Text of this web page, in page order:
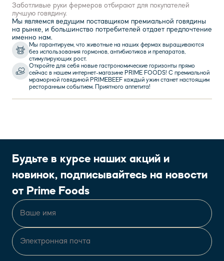
Заботливые руки фермеров отбирают для покупателей
лучшую говядину.
Мы являемся ведущим поставщиком премиальной говядины
на рынке, и большинство потребителей отдает предпочтение
именно нам.
Мы гарантируем, что животные на наших фермах выращиваются
без использования гормонов, антибиотиков и препаратов,
стимулирующих рост.
Откройте для себя новые гастрономические горизонты прямо
сейчас в нашем интернет-магазине PRIME FOODS! С премиальной
мраморной говядиной PRIMEBEEF каждый ужин станет настоящим
ресторанным событием. Приятного аппетита!
Будьте в курсе наших акций и
новинок, подписывайтесь на новости
от Prime Foods